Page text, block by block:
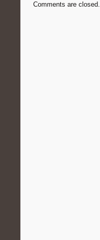
Comments are closed.